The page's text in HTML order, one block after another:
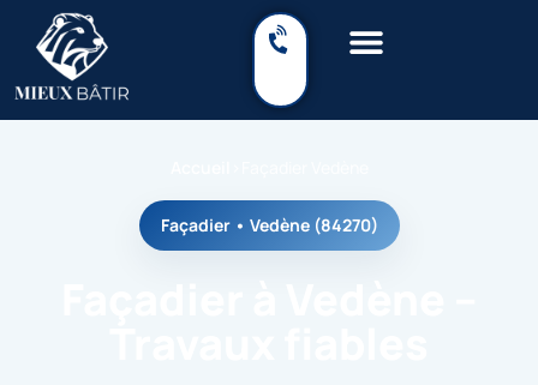
Façadier • Vedène (84270)